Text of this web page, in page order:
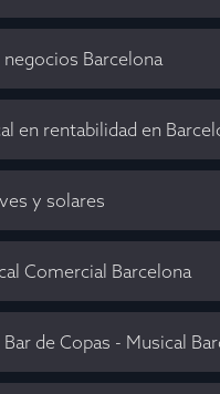
negocios Barcelona
en rentabilidad en
y solares
Comercial Barcelona
de Copas - Musical